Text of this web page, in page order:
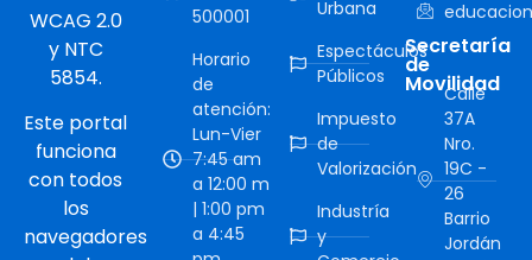
WCAG 2.0
y NTC
5854.
Este portal
funciona
con todos
los
navegadores
500001
Horario
de
atención:
Lun-Vier
7:45 am
a 12:00 m
| 1:00 pm
a 4:45
Urbana
Espectáculos
Públicos
Impuesto
de
Valorización
Industría
y
Secretaría
de
Movilidad
Calle
37A
Nro.
19C -
26
Barrio
Jordán